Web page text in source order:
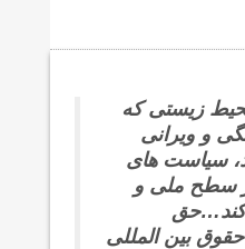
زیستی که
و ویرانی
سیاست های
سطح ملی و
کند…حق
بین المللی